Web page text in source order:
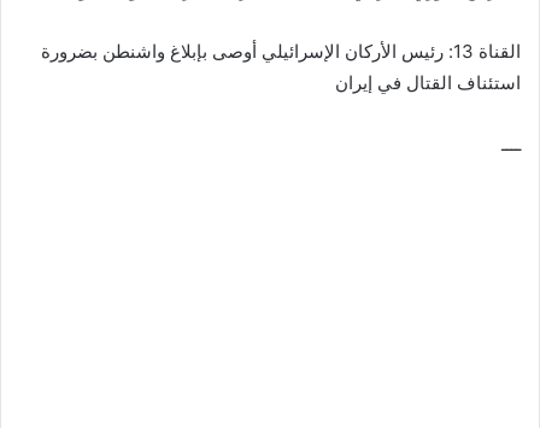
‏القناة 13: رئيس الأركان الإسرائيلي أوصى بإبلاغ واشنطن بضرورة
استئناف القتال في إيران
ــــ